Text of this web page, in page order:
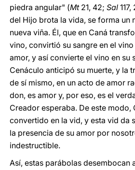
piedra angular" (Mt21, 42; Sal
del Hijo brota la vida, se forma un
nueva viña. Él, que en Caná
vino, convirtió su sangre en el
amor, y así convierte el vino en su
Cenáculo anticipó su muerte, y la
de sí mismo, en un acto de amor
don, es amor y, por eso, es el
Creador esperaba. De este modo,
convertido en la vid, y esta vid da
la presencia de su amor por
indestructible.
Así, estas parábolas desembocan